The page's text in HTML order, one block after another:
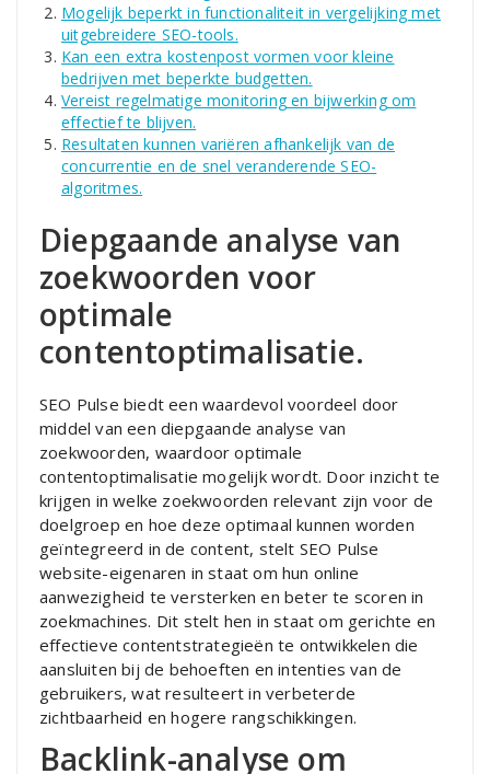
Mogelijk beperkt in functionaliteit in vergelijking met
uitgebreidere SEO-tools.
Kan een extra kostenpost vormen voor kleine
bedrijven met beperkte budgetten.
Vereist regelmatige monitoring en bijwerking om
effectief te blijven.
Resultaten kunnen variëren afhankelijk van de
concurrentie en de snel veranderende SEO-
algoritmes.
Diepgaande analyse van
zoekwoorden voor
optimale
contentoptimalisatie.
SEO Pulse biedt een waardevol voordeel door
middel van een diepgaande analyse van
zoekwoorden, waardoor optimale
contentoptimalisatie mogelijk wordt. Door inzicht te
krijgen in welke zoekwoorden relevant zijn voor de
doelgroep en hoe deze optimaal kunnen worden
geïntegreerd in de content, stelt SEO Pulse
website-eigenaren in staat om hun online
aanwezigheid te versterken en beter te scoren in
zoekmachines. Dit stelt hen in staat om gerichte en
effectieve contentstrategieën te ontwikkelen die
aansluiten bij de behoeften en intenties van de
gebruikers, wat resulteert in verbeterde
zichtbaarheid en hogere rangschikkingen.
Backlink-analyse om